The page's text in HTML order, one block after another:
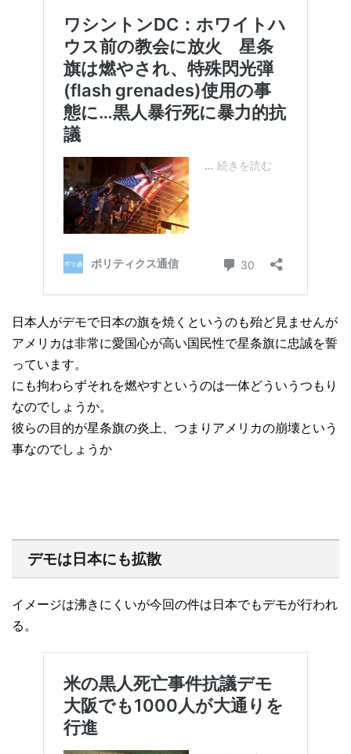
日本人がデモで日本の旗を焼くというのも殆ど見ませんが
アメリカは非常に愛国心が高い国民性で星条旗に忠誠を誓
っています。
にも拘わらずそれを燃やすというのは一体どういうつもり
なのでしょうか。
彼らの目的が星条旗の炎上、つまりアメリカの崩壊という
事なのでしょうか
デモは日本にも拡散
イメージは沸きにくいが今回の件は日本でもデモが行われ
る。